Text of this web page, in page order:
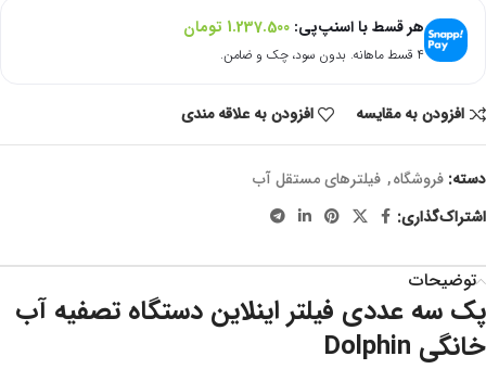
هر قسط با اسنپ‌پی: 1.237.500 تومان
۴ قسط ماهانه. بدون سود، چک و ضامن.
افزودن به مقایسه افزودن به علاقه مندی
دسته: فروشگاه, فیلترهای مستقل آب
اشتراک‌گذاری:
توضیحات
پک سه عددی فیلتر اینلاین دستگاه تصفیه آب
خانگی Dolphin